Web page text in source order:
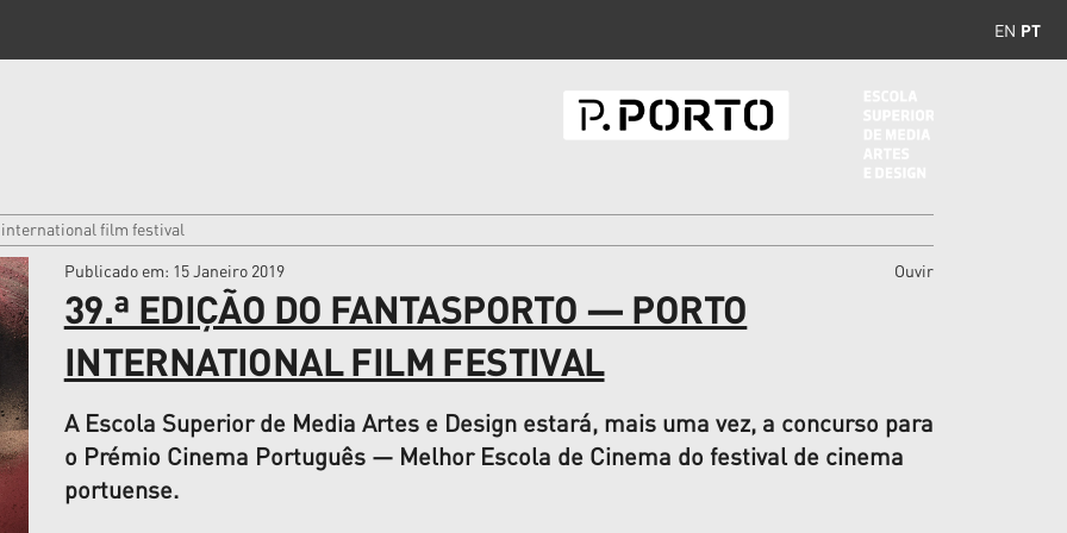
EN PT
film festival
Publicado em: 15 Janeiro 2019 Ouvir
39.ª EDIÇÃO DO FANTASPORTO — PORTO
INTERNATIONAL FILM FESTIVAL
A Escola Superior de Media Artes e Design estará, mais uma vez, a concurso para
o Prémio Cinema Português — Melhor Escola de Cinema do festival de cinema
portuense.